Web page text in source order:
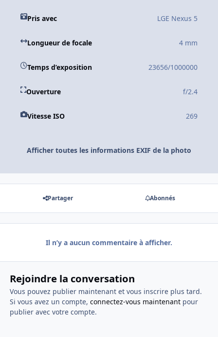
Pris avec LGE Nexus 5
Longueur de focale 4 mm
Temps d’exposition 23656/1000000
Ouverture f/2.4
Vitesse ISO 269
Afficher toutes les informations EXIF de la photo
Partager Abonnés
Il n’y a aucun commentaire à afficher.
Rejoindre la conversation
Vous pouvez publier maintenant et vous inscrire plus tard.
Si vous avez un compte, connectez-vous maintenantpour
publier avec votre compte.